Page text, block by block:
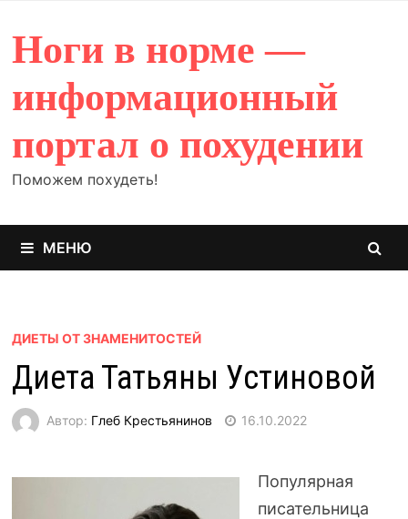
содержимому
Ноги в норме —
информационный
портал о похудении
Поможем похудеть!
МЕНЮ
ДИЕТЫ ОТ ЗНАМЕНИТОСТЕЙ
Диета Татьяны Устиновой
Автор: Глеб Крестьянинов 16.10.2022
Популярная
писательница